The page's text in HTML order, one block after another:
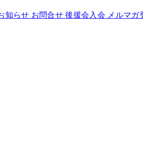
知らせ お問合せ後援会入会 メルマガ